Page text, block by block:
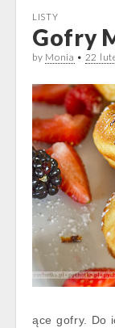
LISTY
Gofry
by Monia • 22
ące gofry. Do